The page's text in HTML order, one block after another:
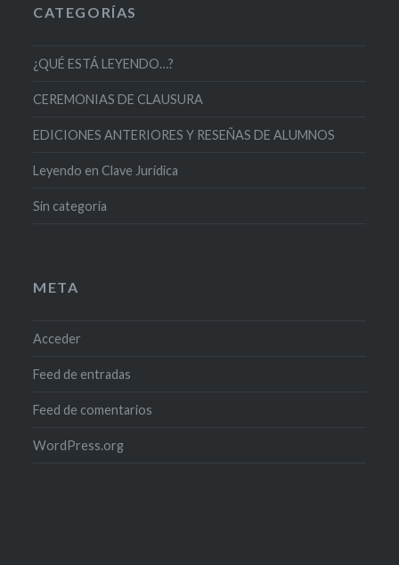
CATEGORÍAS
¿QUÉ ESTÁ LEYENDO…?
CEREMONIAS DE CLAUSURA
EDICIONES ANTERIORES Y RESEÑAS DE ALUMNOS
Leyendo en Clave Jurídica
Sin categoría
META
Acceder
Feed de entradas
Feed de comentarios
WordPress.org